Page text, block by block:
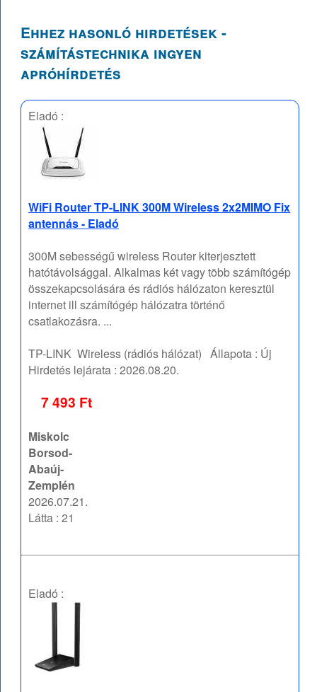
Ehhez hasonló hirdetések -
számítástechnika ingyen
apróhírdetés
Eladó :
WiFi Router TP-LINK 300M Wireless 2x2MIMO Fix
antennás - Eladó
300M sebességű wireless Router kiterjesztett
hatótávolsággal. Alkalmas két vagy több számítógép
összekapcsolására és rádiós hálózaton keresztül
internet ill számítógép hálózatra történő
csatlakozásra. ...
TP-LINK Wireless (rádiós hálózat) Állapota : Új
Hirdetés lejárata :2026.08.20.
7 493 Ft
Miskolc
Borsod-
Abaúj-
Zemplén
2026.07.21.
Látta : 21
Eladó :